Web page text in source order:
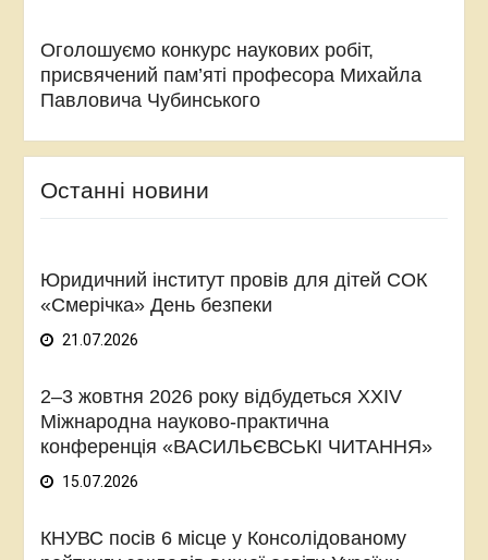
Оголошуємо конкурс наукових робіт,
присвячений пам’яті професора Михайла
Павловича Чубинського
Останні новини
Юридичний інститут провів для дітей СОК
«Смерічка» День безпеки
21.07.2026
2–3 жовтня 2026 року відбудеться XXIV
Міжнародна науково-практична
конференція «ВАСИЛЬЄВСЬКІ ЧИТАННЯ»
15.07.2026
КНУВС посів 6 місце у Консолідованому